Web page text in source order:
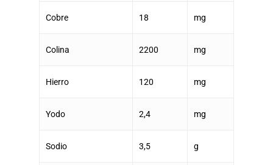
Cobre 18 mg
Colina 2200 mg
Hierro 120 mg
Yodo 2,4 mg
Sodio 3,5 g
Donde